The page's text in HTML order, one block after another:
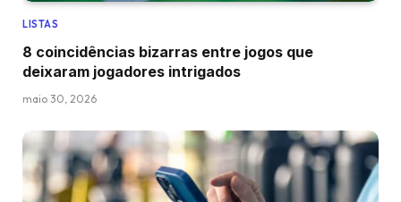
LISTAS
8 coincidências bizarras entre jogos que
deixaram jogadores intrigados
maio 30, 2026